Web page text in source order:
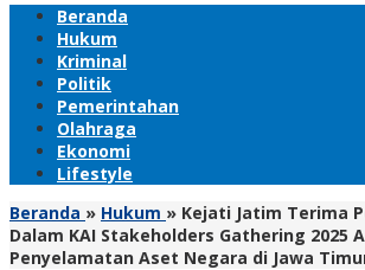
Beranda
Hukum
Kriminal
Politik
Pemerintahan
Olahraga
Ekonomi
Lifestyle
Beranda » Hukum » Kejati Jatim Terima
Dalam KAI Stakeholders Gathering 2025
Penyelamatan Aset Negara di Jawa